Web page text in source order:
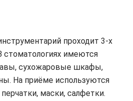
проходит 3-х
стоматологиях имеются
сухожаровые шкафы,
На приёме используются
маски, салфетки.